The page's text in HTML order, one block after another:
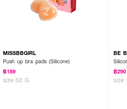
MISSBBGIRL
Push up bra pads (Silicone)
฿189
size 50 G
BE
฿290
size